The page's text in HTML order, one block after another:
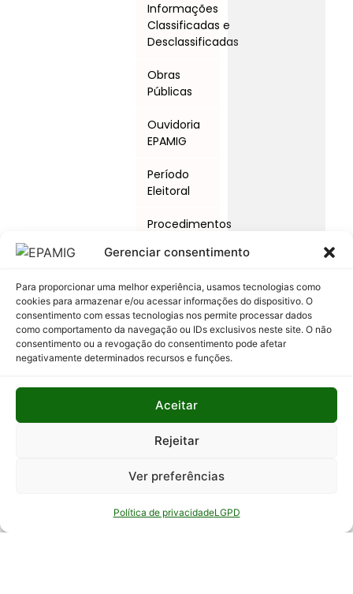
Gerenciar consentimento
Para proporcionar uma melhor experiência, usamos tecnologias como
cookies para armazenar e/ou acessar informações do dispositivo. O
consentimento com essas tecnologias nos permite processar dados
como comportamento da navegação ou IDs exclusivos neste site. O não
consentimento ou a revogação do consentimento pode afetar
negativamente determinados recursos e funções.
Aceitar
Rejeitar
Ver preferências
Política de privacidadeLGPD
Informações
Classificadas e
Desclassificadas
Obras
Públicas
Ouvidoria
EPAMIG
Período
Eleitoral
Procedimentos
e Ações
Relatório
Anual de
Atividades
Auditoria
Interna
Relatório
Informação
ao Cidadão